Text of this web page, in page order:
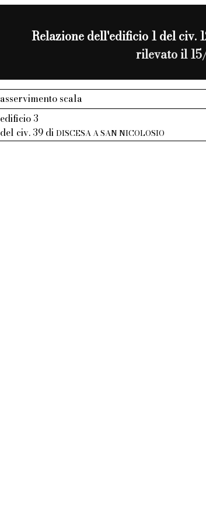
Relazione dell'edificio 1 del civ.
rilevato il
asservimento scala
edificio 3
del civ. 39 diDISCESA A SAN NICOLOSIO